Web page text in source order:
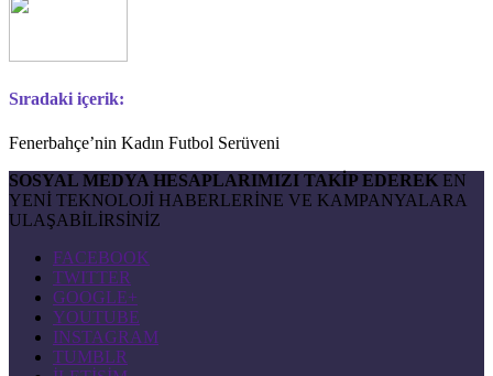
Sıradaki içerik:
Fenerbahçe’nin Kadın Futbol Serüveni
SOSYAL MEDYA HESAPLARIMIZI TAKİP EDEREK EN
YENİ TEKNOLOJİ HABERLERİNE VE KAMPANYALARA
ULAŞABİLİRSİNİZ
FACEBOOK
TWITTER
GOOGLE+
YOUTUBE
INSTAGRAM
TUMBLR